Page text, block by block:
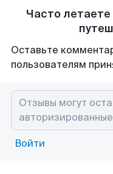
Часто летаете
Оставьте
пользователям
Войти